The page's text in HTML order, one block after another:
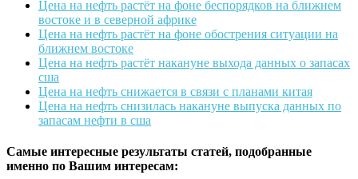
Цена на нефть растёт на фоне беспорядков на ближнем
востоке и в северной африке
Цена на нефть растёт на фоне обострения ситуации на
ближнем востоке
Цена на нефть растёт накануне выхода данных о запасах
сша
Цена на нефть снижается в связи с планами китая
Цена на нефть снизилась накануне выпуска данных по
запасам нефти в сша
Самые интересные результаты статей, подобранные
именно по Вашим интересам: